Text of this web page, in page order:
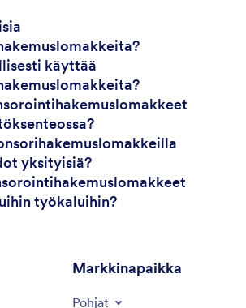
käyttää
yksityisiä?
työkaluihin?
Markkinapaikka
Pohjat